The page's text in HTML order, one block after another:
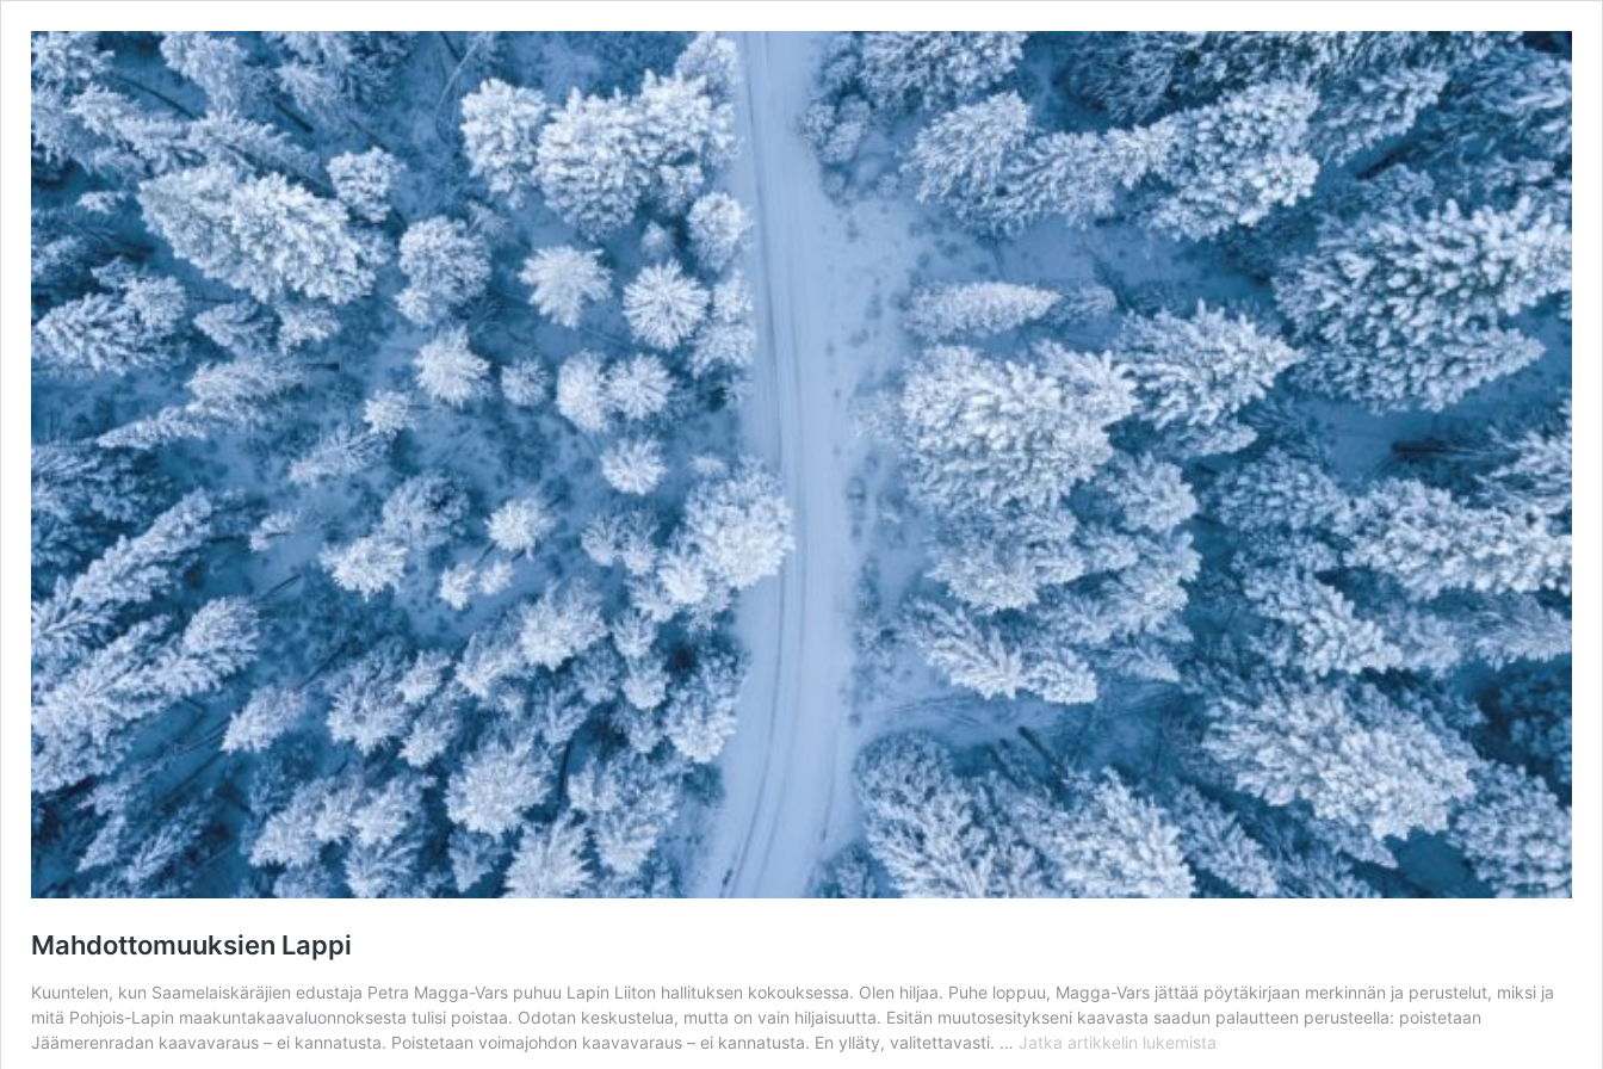
Mahdottomuuksien Lappi
Kuuntelen, kun Saamelaiskäräjien edustaja Petra Magga-Vars puhuu Lapin Liiton hallituksen kokouksessa. Olen hiljaa. Puhe loppuu, Magga-Vars jättää pöytäkirjaan merkinnän ja perustelut, miksi ja
mitä Pohjois-Lapin maakuntakaavaluonnoksesta tulisi poistaa. Odotan keskustelua, mutta on vain hiljaisuutta. Esitän muutosesitykseni kaavasta saadun palautteen perusteella: poistetaan
Jäämerenradan kaavavaraus – ei kannatusta. Poistetaan voimajohdon kaavavaraus – ei kannatusta. En ylläty, valitettavasti. … Jatka artikkelin Mahdottomuuksien
lukemista